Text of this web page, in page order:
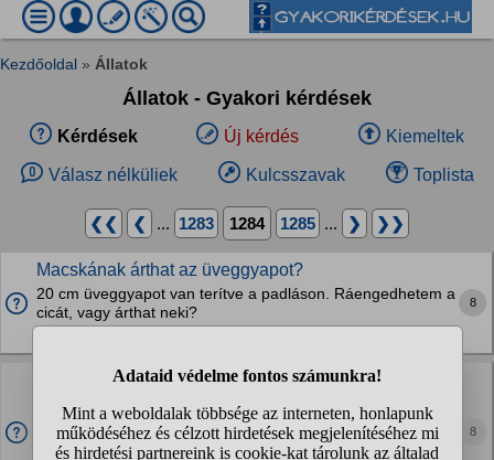
Kezdőoldal » Állatok
Állatok - Gyakori kérdések
Kérdések Új kérdés Kiemeltek
Válasz nélküliek Kulcsszavak Toplista
❮❮ ❮ ... 1283 1284 1285 ... ❯ ❯❯
Macskának árthat az üveggyapot?
20 cm üveggyapot van terítve a padláson. Ráengedhetem a
cicát, vagy árthat neki?
8
Csirkementes táp és konzerv?
Van egy idős (11éves) kistestű kutyusom. Az utóbbi időben
sokat vakarózott (nem a bolha miatt) és rágta magát,
elvittem állatorvoshoz. Kiderült, hogy begyulladt a füle
8